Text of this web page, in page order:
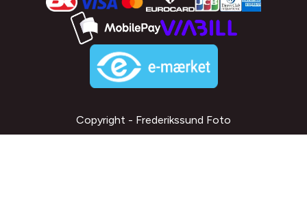
Copyright - Frederikssund Foto